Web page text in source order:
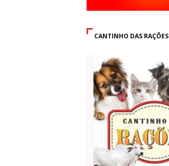
CANTINHO DAS RAÇÕES